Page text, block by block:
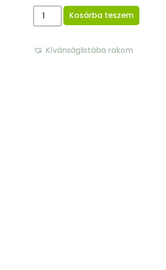
Kosárba teszem
Kívánságlistába rakom